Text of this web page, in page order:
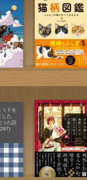
ッドを
した
った話